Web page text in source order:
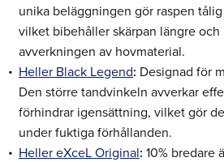
unika beläggningen gör raspen
vilket bibehåller skärpan längre och
avverkningen av hovmaterial.
Heller Black Legend: Designad för
Den större tandvinkeln avverkar
förhindrar igensättning, vilket gör
under fuktiga förhållanden.
Heller eXceL Original: 10% bredare